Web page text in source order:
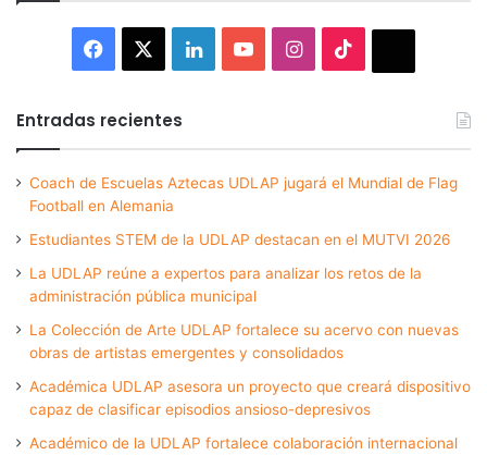
Facebook LinkedInYouTubeInstagram
Entradas recientes
Coach de Escuelas Aztecas UDLAP jugará el Mundial de Flag
Football en Alemania
Estudiantes STEM de la UDLAP destacan en el MUTVI 2026
La UDLAP reúne a expertos para analizar los retos de la
administración pública municipal
La Colección de Arte UDLAP fortalece su acervo con nuevas
obras de artistas emergentes y consolidados
Académica UDLAP asesora un proyecto que creará dispositivo
capaz de clasificar episodios ansioso-depresivos
Académico de la UDLAP fortalece colaboración internacional